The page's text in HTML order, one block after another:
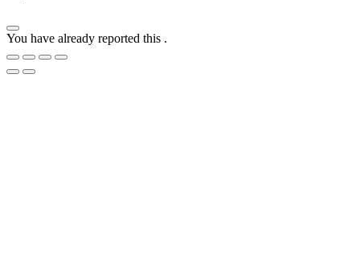
You have already reported this .